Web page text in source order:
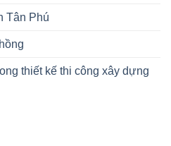
Tân Phú
thiết kế thi công xây dựng